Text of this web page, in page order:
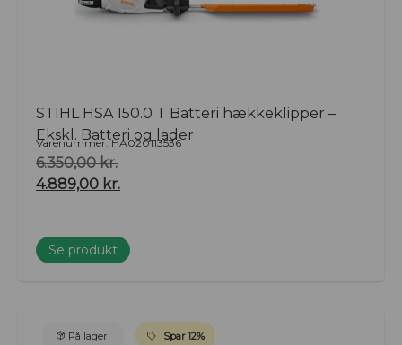
STIHL HSA 150.0 T Batteri hækkeklipper –
Ekskl. Batteri og lader
Varenummer: HA020113536
6.350,00kr.
4.889,00 kr.
Se produkt
På lager Spar 12%